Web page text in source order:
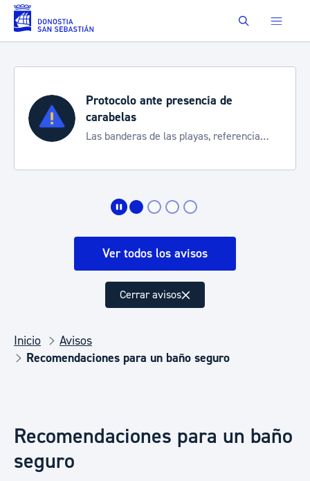
Saltar al contenido principal Buscar
Protocolo ante presencia de
carabelas
Las banderas de las playas, referencia
Ver todos los avisos
Cerrar avisos
Inicio
Avisos
Recomendaciones para un baño seguro
Recomendaciones para un baño
seguro